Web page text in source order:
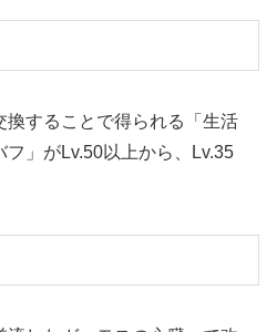
換することで得られる「生活
」がLv.50以上から、Lv.35